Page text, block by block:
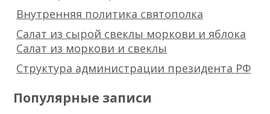
Внутренняя политика святополка
Салат из сырой свеклы моркови и яблока
Салат из моркови и свеклы
Структура администрации президента РФ
Популярные записи